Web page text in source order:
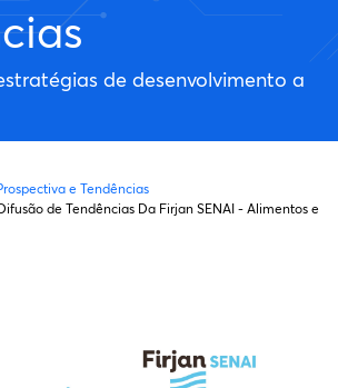
de desenvolvimento a
e Tendências
de Tendências Da Firjan SENAI - Alimentos e